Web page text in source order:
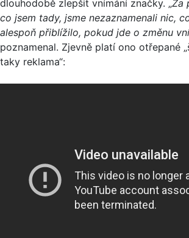
dlouhodobě zlepšit vnímání značky. „Za
co jsem tady, jsme nezaznamenali nic,
alespoň přiblížilo, pokud jde o změnu
poznamenal. Zjevně platí ono otřepané
taky reklama“: